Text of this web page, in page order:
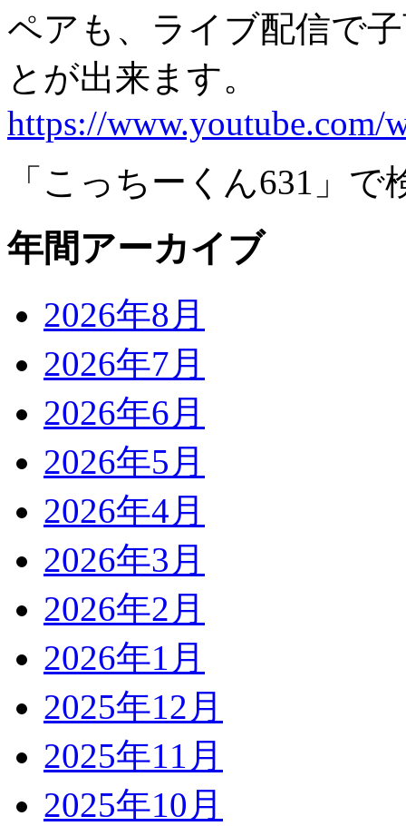
ペアも、ライブ配信で
とが出来ます。
https://www.youtube.com/
「こっちーくん631」
年間アーカイブ
2026年8月
2026年7月
2026年6月
2026年5月
2026年4月
2026年3月
2026年2月
2026年1月
2025年12月
2025年11月
2025年10月